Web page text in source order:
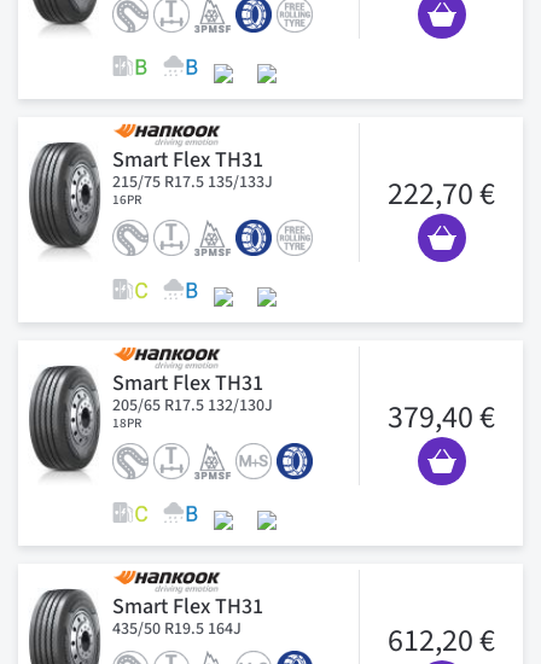
Smart Flex TH31
215/75 R17.5 135/133J
16PR 222,70 €
Smart Flex TH31
205/65 R17.5 132/130J
18PR 379,40 €
Smart Flex TH31
435/50 R19.5 164J 612,20 €